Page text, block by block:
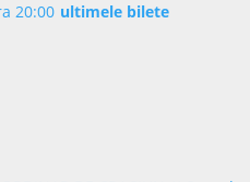
20:00 ultimele bilete